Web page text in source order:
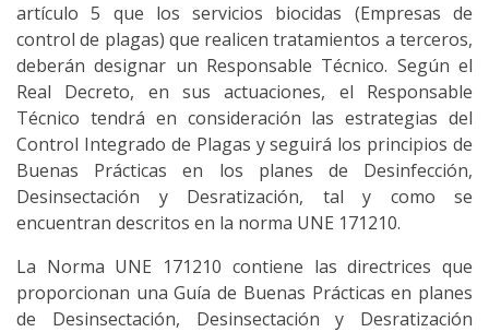
artículo 5 que los servicios biocidas (Empresas de
control de plagas) que realicen tratamientos a terceros,
deberán designar un Responsable Técnico. Según el
Real Decreto, en sus actuaciones, el Responsable
Técnico tendrá en consideración las estrategias del
Control Integrado de Plagas y seguirá los principios de
Buenas Prácticas en los planes de Desinfección,
Desinsectación y Desratización, tal y como se
encuentran descritos en la norma UNE 171210.
La Norma UNE 171210 contiene las directrices que
proporcionan una Guía de Buenas Prácticas en planes
de Desinsectación, Desinsectación y Desratización